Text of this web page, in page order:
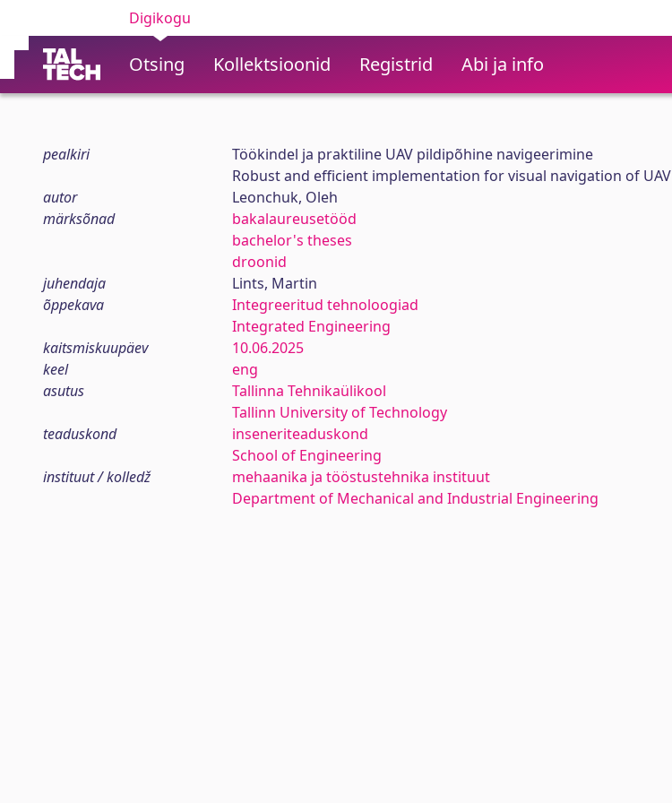
Digikogu
Otsing Kollektsioonid Registrid Abi ja info
pealkiri
Töökindel ja praktiline UAV pildipõhine navigeerimine
Robust and efficient implementation for visual navigation of UAV
autor
Leonchuk, Oleh
märksõnad
bakalaureusetööd
bachelor's theses
droonid
juhendaja
Lints, Martin
õppekava
Integreeritud tehnoloogiad
Integrated Engineering
kaitsmiskuupäev
10.06.2025
keel
eng
asutus
Tallinna Tehnikaülikool
Tallinn University of Technology
teaduskond
inseneriteaduskond
School of Engineering
instituut / kolledž
mehaanika ja tööstustehnika instituut
Department of Mechanical and Industrial Engineering